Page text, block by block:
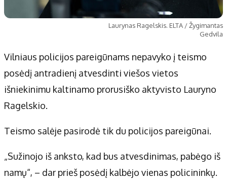
Laurynas Ragelskis. ELTA / Žygimantas
Gedvila
Vilniaus policijos pareigūnams nepavyko į teismo
posėdį antradienį atvesdinti viešos vietos
išniekinimu kaltinamo prorusiško aktyvisto Lauryno
Ragelskio.
Teismo salėje pasirodė tik du policijos pareigūnai.
„Sužinojo iš anksto, kad bus atvesdinimas, pabėgo iš
namų“, – dar prieš posėdį kalbėjo vienas policininkų.